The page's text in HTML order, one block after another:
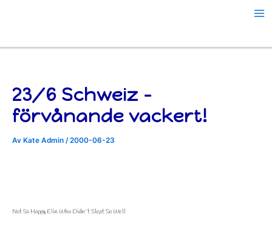
23/6 Schweiz –
förvånande vackert!
Av Kate Admin /2000-06-23
Not So Happy Elin Who Didn´t Slept So Well